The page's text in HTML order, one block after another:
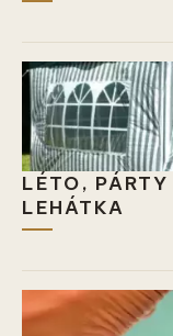
LÉTO,
LEHÁTKA